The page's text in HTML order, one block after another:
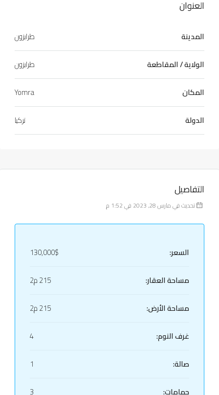
العنوان
المدينة
طرابزون
الولاية / المقاطعة
طرابزون
المكان
Yomra
الدولة
تركيا
التفاصيل
تحديث في مارس 28, 2023 في 1:52 م
السعر:
130,000$
مساحة العقار:
215 م2
مساحة الأرض:
215 م2
غرف النوم:
4
صالة:
1
حمامات:
3